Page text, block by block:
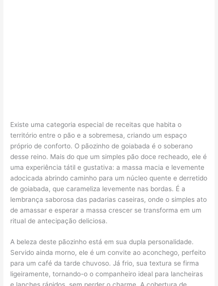
Existe uma categoria especial de receitas que habita o
território entre o pão e a sobremesa, criando um espaço
próprio de conforto. O pãozinho de goiabada é o soberano
desse reino. Mais do que um simples pão doce recheado, ele é
uma experiência tátil e gustativa: a massa macia e levemente
adocicada abrindo caminho para um núcleo quente e derretido
de goiabada, que carameliza levemente nas bordas. É a
lembrança saborosa das padarias caseiras, onde o simples ato
de amassar e esperar a massa crescer se transforma em um
ritual de antecipação deliciosa.
A beleza deste pãozinho está em sua dupla personalidade.
Servido ainda morno, ele é um convite ao aconchego, perfeito
para um café da tarde chuvoso. Já frio, sua textura se firma
ligeiramente, tornando-o o companheiro ideal para lancheiras